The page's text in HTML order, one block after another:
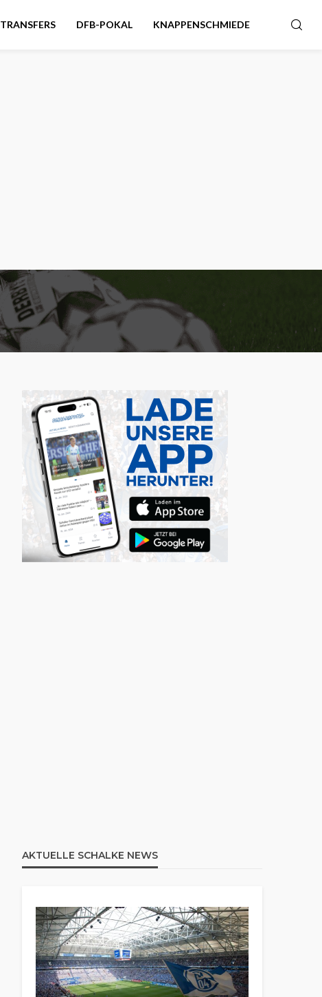
TRANSFERS DFB-POKAL KNAPPENSCHMIEDE
AKTUELLE SCHALKE NEWS